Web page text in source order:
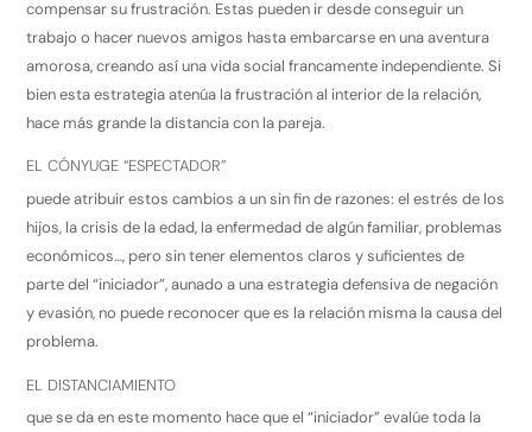
compensar su frustración. Estas pueden ir desde conseguir un
trabajo o hacer nuevos amigos hasta embarcarse en una aventura
amorosa, creando así una vida social francamente independiente. Si
bien esta estrategia atenúa la frustración al interior de la relación,
hace más grande la distancia con la pareja.
EL CÓNYUGE “ESPECTADOR”
puede atribuir estos cambios a un sin fin de razones: el estrés de los
hijos, la crisis de la edad, la enfermedad de algún familiar, problemas
económicos…, pero sin tener elementos claros y suficientes de
parte del “iniciador”, aunado a una estrategia defensiva de negación
y evasión, no puede reconocer que es la relación misma la causa del
problema.
EL DISTANCIAMIENTO
que se da en este momento hace que el “iniciador” evalúe toda la